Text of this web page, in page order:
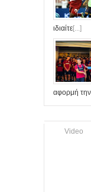
ιδιαίτε[...]
αφορμή
Video